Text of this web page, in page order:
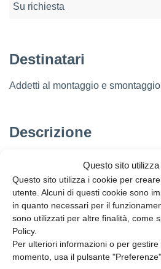
Questo sito
Questo sito utilizza i cookie per
utente. Alcuni di questi cookie sono
in quanto necessari per il
sono utilizzati per altre finalità, come
Policy.
Per ulteriori informazioni o per
momento, usa il pulsante "Preferenze".
Su richiesta
Destinatari
Addetti al montaggio e
Descrizione
ponti a torre su ruote (trabattello),
indicati nel D.lgs. 81/2008 e s.m.
Titolo III; D.Lgs. 4 dicembre 1992,
IV, capo II; A.S.R. 21/12/2011. Il
montaggio e smontaggio di ponti a
(trabattello) prevede una prima
Teorico) nella quale si trattano gli